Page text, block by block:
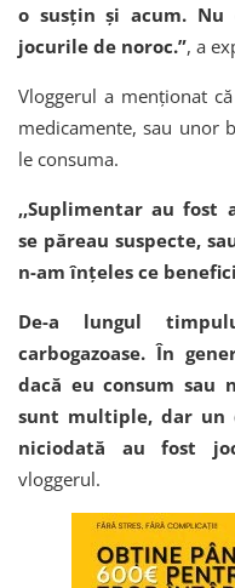
o susțin și acum. Nu
jocurile de noroc.”, a
Vloggerul a menționat
medicamente, sau unor
le consuma.
,,Suplimentar au fost
se păreau suspecte,
n-am înțeles ce
De-a lungul
carbogazoase. În
dacă eu consum sau
sunt multiple, dar un
niciodată au fost
vloggerul.